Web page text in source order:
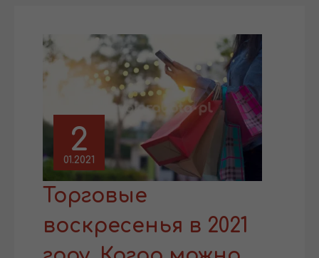
2
01.2021
Торговые
воскресенья в 2021